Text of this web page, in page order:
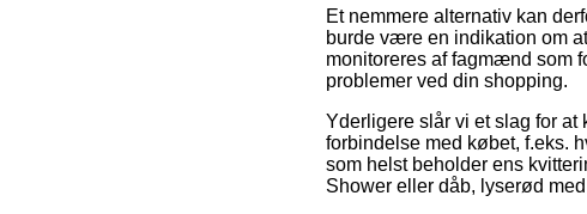
Et nemmere alternativ kan
burde være en indikation om
monitoreres af fagmænd som
problemer ved din shopping.
Yderligere slår vi et slag for
forbindelse med købet, f.eks.
som helst beholder ens
Shower eller dåb, lyserød